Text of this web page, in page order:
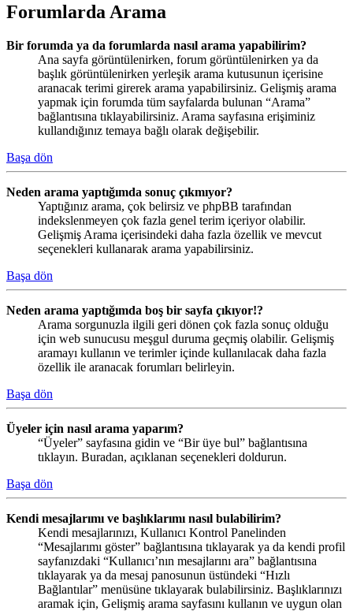
Forumlarda Arama
Bir forumda ya da forumlarda nasıl arama yapabilirim?
Ana sayfa görüntülenirken, forum görüntülenirken ya da
başlık görüntülenirken yerleşik arama kutusunun içerisine
aranacak terimi girerek arama yapabilirsiniz. Gelişmiş arama
yapmak için forumda tüm sayfalarda bulunan “Arama”
bağlantısına tıklayabilirsiniz. Arama sayfasına erişiminiz
kullandığınız temaya bağlı olarak değişebilir.
Başa dön
Neden arama yaptığımda sonuç çıkmıyor?
Yaptığınız arama, çok belirsiz ve phpBB tarafından
indekslenmeyen çok fazla genel terim içeriyor olabilir.
Gelişmiş Arama içerisindeki daha fazla özellik ve mevcut
seçenekleri kullanarak arama yapabilirsiniz.
Başa dön
Neden arama yaptığımda boş bir sayfa çıkıyor!?
Arama sorgunuzla ilgili geri dönen çok fazla sonuç olduğu
için web sunucusu meşgul duruma geçmiş olabilir. Gelişmiş
aramayı kullanın ve terimler içinde kullanılacak daha fazla
özellik ile aranacak forumları belirleyin.
Başa dön
Üyeler için nasıl arama yaparım?
“Üyeler” sayfasına gidin ve “Bir üye bul” bağlantısına
tıklayın. Buradan, açıklanan seçenekleri doldurun.
Başa dön
Kendi mesajlarımı ve başlıklarımı nasıl bulabilirim?
Kendi mesajlarınızı, Kullanıcı Kontrol Panelinden
“Mesajlarımı göster” bağlantısına tıklayarak ya da kendi profil
sayfanızdaki “Kullanıcı’nın mesajlarını ara” bağlantısına
tıklayarak ya da mesaj panosunun üstündeki “Hızlı
Bağlantılar” menüsüne tıklayarak bulabilirsiniz. Başlıklarınızı
aramak için, Gelişmiş arama sayfasını kullanın ve uygun olan